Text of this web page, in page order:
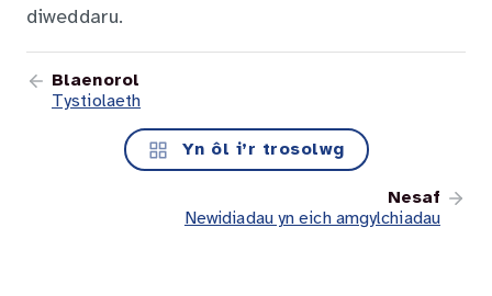
diweddaru.
Blaenorol
Tystiolaeth
Yn ôl i’r trosolwg
Nesaf
Newidiadau yn eich amgylchiadau